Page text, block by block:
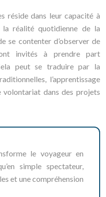
réside dans leur capacité à
la réalité quotidienne de la
se contenter d’observer de
invités à prendre part
peut se traduire par la
l’apprentissage
volontariat dans des projets
le voyageur en
simple spectateur,
et une compréhension